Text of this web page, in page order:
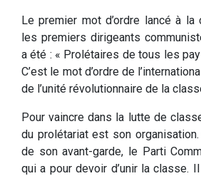
Le premier mot d’ordre lancé à
les premiers dirigeants
a été : « Prolétaires de tous les
C’est le mot d’ordre de
de l’unité révolutionnaire de la
Pour vaincre dans la lutte de
du prolétariat est son organisation.
de son avant-garde, le Parti
qui a pour devoir d’unir la classe.